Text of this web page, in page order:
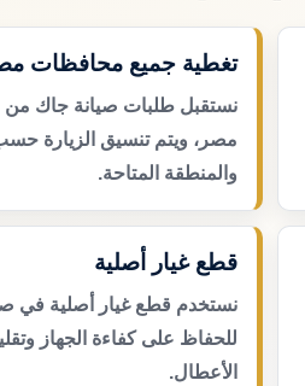
تغطية جميع محافظات
نستقبل طلبات صيانة جاك
مصر، ويتم تنسيق الزيارة
والمنطقة المتاحة.
قطع غيار أصلية
نستخدم قطع غيار أصلية في
للحفاظ على كفاءة الجهاز
الأعطال.